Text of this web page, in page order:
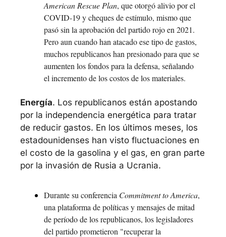
American Rescue Plan, que otorgó alivio por el
COVID-19 y cheques de estímulo, mismo que
pasó sin la aprobación del partido rojo en 2021.
Pero aun cuando han atacado ese tipo de gastos,
muchos republicanos han presionado para que se
aumenten los fondos para la defensa, señalando
el incremento de los costos de los materiales.
Energía. Los republicanos están apostando
por la independencia energética para tratar
de reducir gastos. En los últimos meses, los
estadounidenses han visto fluctuaciones en
el costo de la gasolina y el gas, en gran parte
por la invasión de Rusia a Ucrania.
Durante su conferencia Commitment to America,
una plataforma de políticas y mensajes de mitad
de período de los republicanos, los legisladores
del partido prometieron "recuperar la